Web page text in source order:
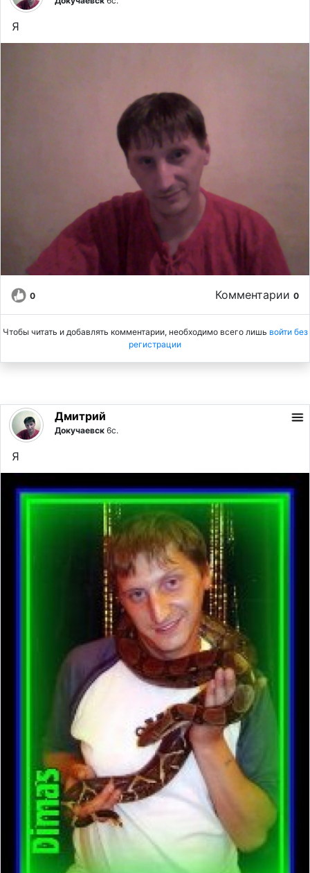
Я
0 Комментарии 0
Чтобы читать и добавлять комментарии, необходимо всего лишь войти без
регистрации
Дмитрий
Докучаевск 6с.
Я